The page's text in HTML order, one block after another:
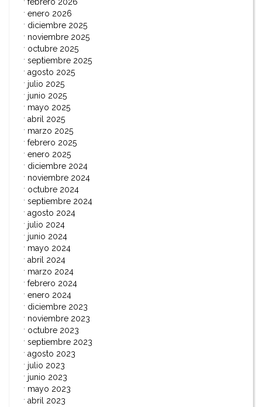
febrero 2026
enero 2026
diciembre 2025
noviembre 2025
octubre 2025
septiembre 2025
agosto 2025
julio 2025
junio 2025
mayo 2025
abril 2025
marzo 2025
febrero 2025
enero 2025
diciembre 2024
noviembre 2024
octubre 2024
septiembre 2024
agosto 2024
julio 2024
junio 2024
mayo 2024
abril 2024
marzo 2024
febrero 2024
enero 2024
diciembre 2023
noviembre 2023
octubre 2023
septiembre 2023
agosto 2023
julio 2023
junio 2023
mayo 2023
abril 2023